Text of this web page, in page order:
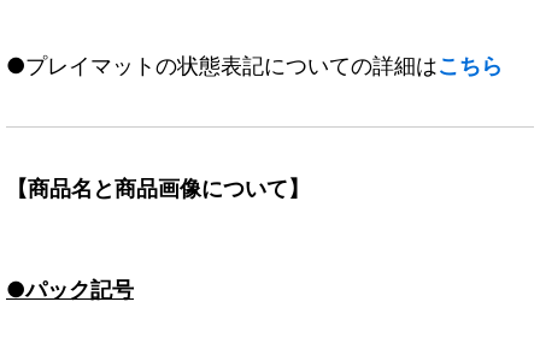
●プレイマットの状態表記についての詳細はこちら
【商品名と商品画像について】
●パック記号